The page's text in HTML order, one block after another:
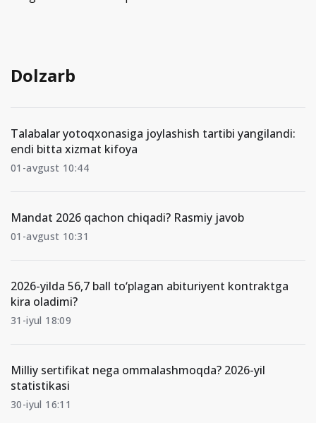
Dolzarb
Talabalar yotoqxonasiga joylashish tartibi yangilandi:
endi bitta xizmat kifoya
01-avgust 10:44
Mandat 2026 qachon chiqadi? Rasmiy javob
01-avgust 10:31
2026-yilda 56,7 ball to‘plagan abituriyent kontraktga
kira oladimi?
31-iyul 18:09
Milliy sertifikat nega ommalashmoqda? 2026-yil
statistikasi
30-iyul 16:11